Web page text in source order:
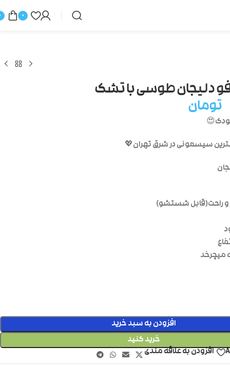
0
دلیجان طوسی با تشک
تومان
سیسمونی در شرق تهران💖
و راحت(قابل شستشو)
افزودن به سبد خرید
خرید کنید
افزودن به علاقه مندی